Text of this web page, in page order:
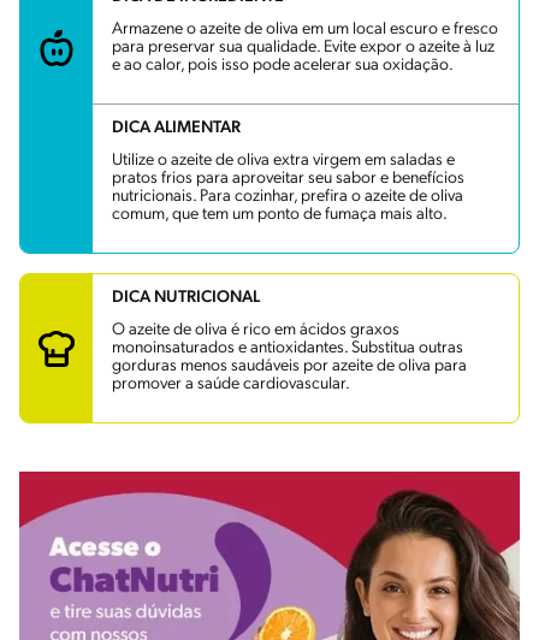
Armazene o azeite de oliva em um local escuro e fresco
para preservar sua qualidade. Evite expor o azeite à luz
e ao calor, pois isso pode acelerar sua oxidação.
DICA ALIMENTAR
Utilize o azeite de oliva extra virgem em saladas e
pratos frios para aproveitar seu sabor e benefícios
nutricionais. Para cozinhar, prefira o azeite de oliva
comum, que tem um ponto de fumaça mais alto.
DICA NUTRICIONAL
O azeite de oliva é rico em ácidos graxos
monoinsaturados e antioxidantes. Substitua outras
gorduras menos saudáveis por azeite de oliva para
promover a saúde cardiovascular.